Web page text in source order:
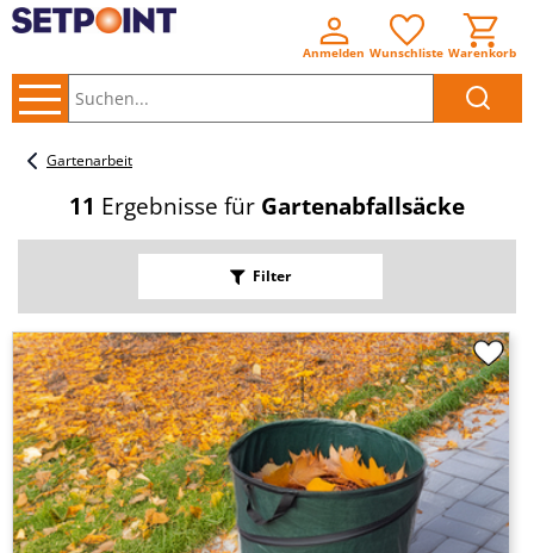
Anmelden Wunschliste Warenkorb
Gartenarbeit
11 Ergebnisse für Gartenabfallsäcke
Filter